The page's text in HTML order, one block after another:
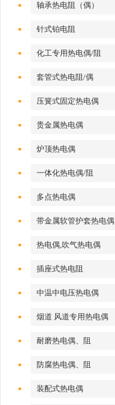
轴承热电阻（偶）
针式铂电阻
化工专用热电偶/阻
套管式热电阻/偶
压簧式固定热电偶
贵金属热电偶
炉顶热电偶
一体化热电偶/阻
多点热电偶
带金属软管护套热电偶
热电偶,吹气热电偶
插座式热电阻
中温中电压热电偶
烟道 风道专用热电偶
耐磨热电偶、阻
防腐热电偶、阻
装配式热电偶